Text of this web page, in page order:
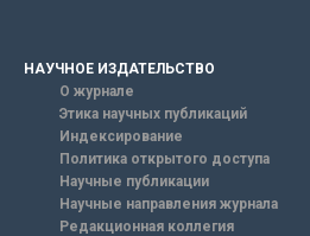
НАУЧНОЕ ИЗДАТЕЛЬСТВО
О журнале
Этика научных публикаций
Индексирование
Политика открытого доступа
Научные публикации
Научные направления журнала
Редакционная коллегия